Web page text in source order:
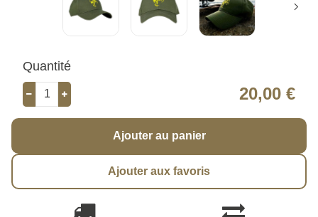
Quantité
20,00 €
Ajouter au panier
Ajouter aux favoris